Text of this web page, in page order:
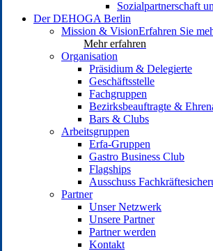
Sozialpartnerschaft
Der DEHOGA Berlin
Mission & VisionErfahren Sie
Mehr erfahren
Organisation
Präsidium & Delegierte
Geschäftsstelle
Fachgruppen
Bezirksbeauftragte &
Bars & Clubs
Arbeitsgruppen
Erfa-Gruppen
Gastro Business Club
Flagships
Ausschuss
Partner
Unser Netzwerk
Unsere Partner
Partner werden
Kontakt